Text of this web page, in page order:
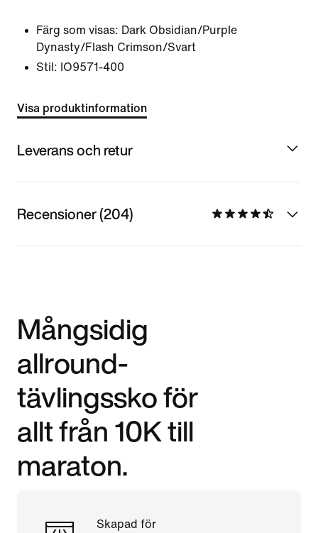
Färg som visas: Dark Obsidian/Purple
Dynasty/Flash Crimson/Svart
Stil: IO9571-400
Visa produktinformation
Leverans och retur
Recensioner (204)
Mångsidig
allround-
tävlingssko för
allt från 10K till
maraton.
Skapad för